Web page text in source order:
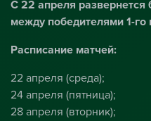
С 22 апреля развернется
между победителями 1-го
Расписание матчей:
22 апреля (среда);
24 апреля (пятница);
28 апреля (вторник);